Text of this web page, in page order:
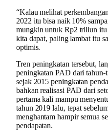
“Kalau melihat
2022 itu bisa naik 10%
mungkin untuk Rp2 triliun itu
kita dapat, paling lambat itu
optimis.
Tren peningkatan tersebut,
peningkatan PAD dari tahun-
sejak 2015 peningkatan
bahkan realisasi PAD dari
pertama kali mampu
tahun 2019 lalu, tepat
menghantam hampir semua
pendapatan.